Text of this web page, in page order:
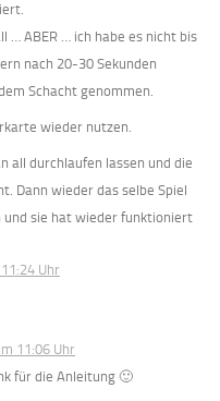
… ABER … ich habe es nicht bis
nach 20-30 Sekunden
Schacht genommen.
wieder nutzen.
all durchlaufen lassen und die
Dann wieder das selbe Spiel
sie hat wieder funktioniert
Uhr
11:06 Uhr
für die Anleitung 🙂